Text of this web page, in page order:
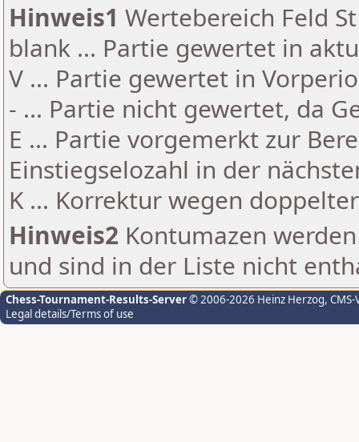
Hinweis1 Wertebereich Feld
blank ... Partie gewertet in
V ... Partie gewertet in
- ... Partie nicht gewertet, da
E ... Partie vorgemerkt zur
Einstiegselozahl in der
K ... Korrektur wegen
Hinweis2 Kontumazen
und sind in der Liste nicht
Chess-Tournament-Results-Server© 2006-2026 Heinz Herzog,
Legal details/Terms of use